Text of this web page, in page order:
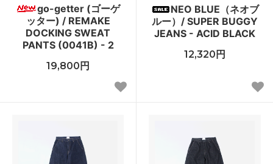
go-getter (ゴーゲ
ッター) / REMAKE
DOCKING SWEAT
PANTS (0041B) - 2
19,800円
NEO BLUE（ネオブ
ルー）/ SUPER BUGGY
JEANS - ACID BLACK
12,320円